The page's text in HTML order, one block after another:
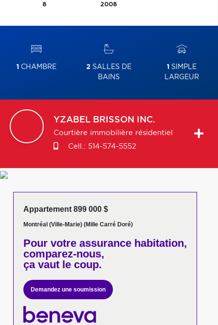
8
2008
1 CHAMBRE 2 SALLES DE
BAINS
1 SIMPLE
LARGEUR
YZABEL BRISSON INC.
Courtière immobilière résidentiel
Cell.: 514-574-5552
Appartement 899 000 $
Montréal (Ville-Marie) (Mille Carré Doré)
Pour votreassurance habitation,
comparez-nous,
ça vaut le coup.
Demandez une soumission